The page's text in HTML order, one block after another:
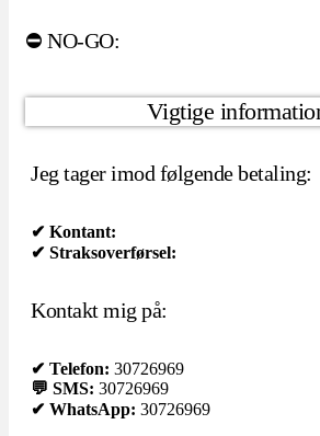
⛔️ NO-GO:
Vigtige
Jeg tager imod følgende betaling:
✔ Kontant:
✔ Straksoverførsel:
Kontakt mig på:
✔ Telefon: 30726969
💬 SMS: 30726969
✔ WhatsApp: 30726969